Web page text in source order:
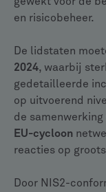
en risicobeheer.
De lidstaten
2024, waarbij
gedetailleerde
op uitvoerend
de
EU-cycloon
reacties op
Door NIS2-